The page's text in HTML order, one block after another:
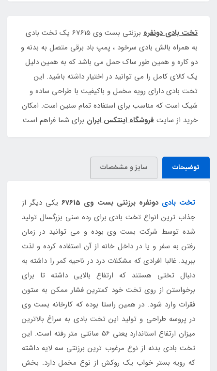
تخت بادی دونفره
برزنتی بست وی 67615 یک تخت بادی
به همراه بالش بادی سرخود ، پمپ باد برقی متصل به بدنه و
دو کاره و همین طور ساک حمل می باشد که به همین دلیل
یک کالای کامل را می توانید در اختیار داشته باشید. این
تخت بادی دارای رویه مخمل و باکیفیت با طراحی ساده و
شیک است که مناسب برای استفاده تمام سنین است. امکان
خرید از سایت فروشگاه اینتکس ایران برای شما فراهم است.
توضیحات سایز و مشخصات
تخت بادی دونفره برزنتی بست وی 67615
یکی دیگر از
جذاب ترین انواع تخت بادی برای رده سنی بزرگسال تولید
شده توسط شرکت بست وی بوده و می توانید در زمان
رفتن به سفر و یا در داخل خانه از آن استفاده کرده و لذت
ببرید. غالبا افرادی که مشکلات درد در ناحیه کمر را داشته به
دنبال تختی هستند که ارتفاع بالایی داشته تا برای
برخواستن از روی تخت خود کمترین فشار ممکن به ستون
فقرات وارد شود. در همین راستا بوده که کارخانه بست وی
در پروسه طراحی و تولید این تخت بادی به سراغ بالاترین
میزان ارتفاع استاندارد یعنی 56 سانتی متر رفته است. این
تخت بادی بدنه از نوع مرغوب ترین برزنتی سه لایه داشته
که رویه بستر خواب یک روکش از نوع مخمل دارد. بخش